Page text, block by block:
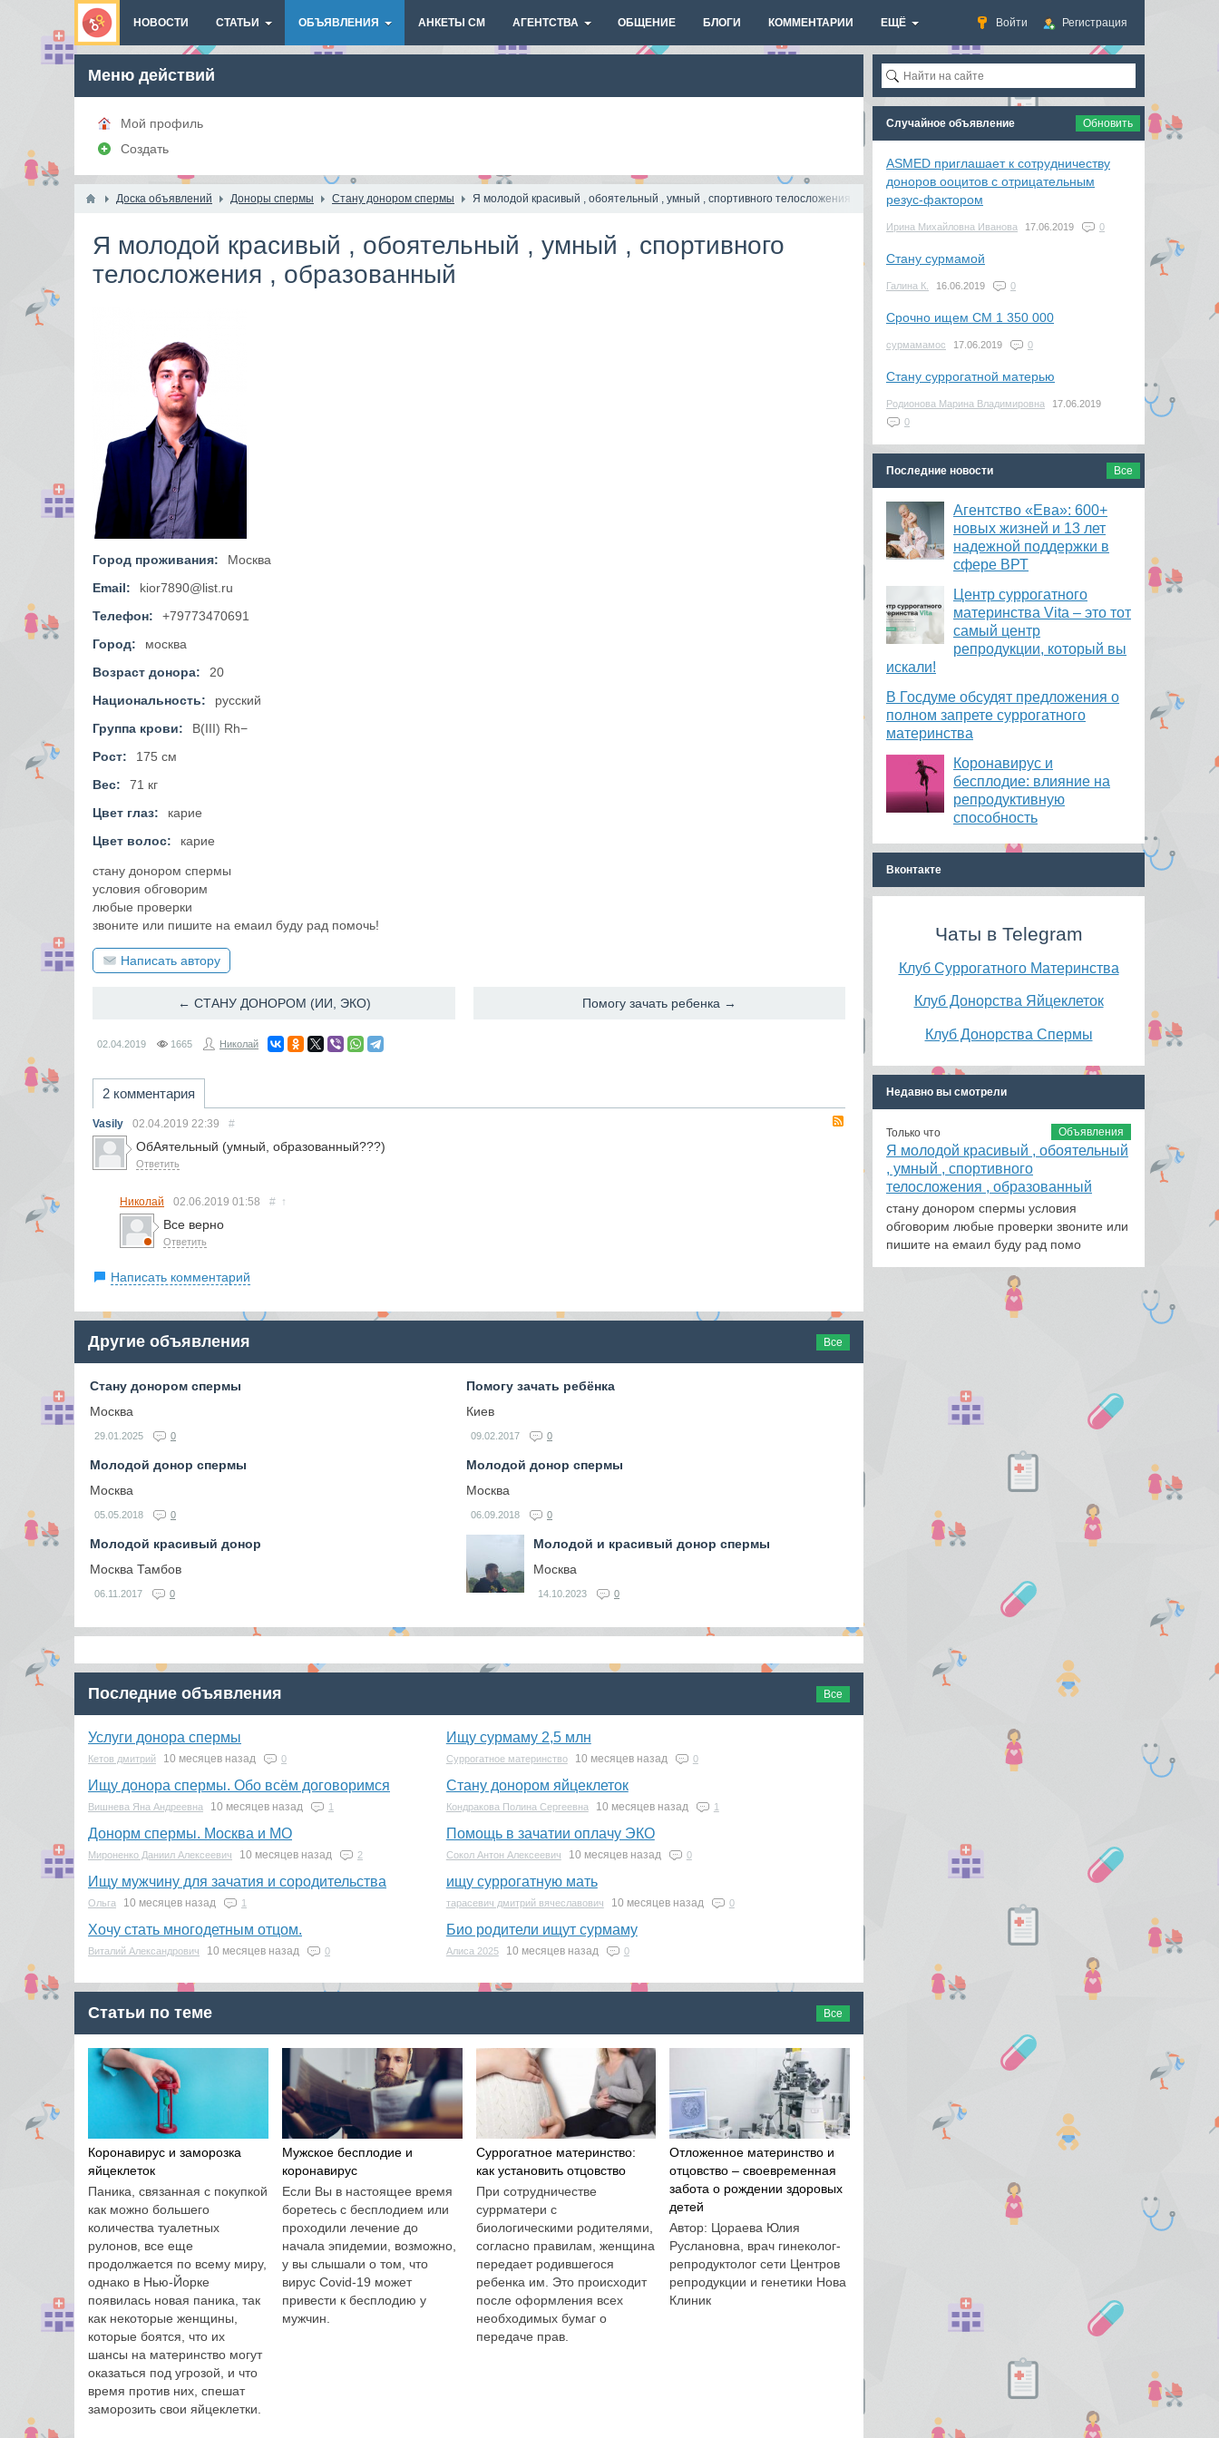
Войти Регистрация
НОВОСТИ СТАТЬИ ОБЪЯВЛЕНИЯ АНКЕТЫ СМ АГЕНТСТВА ОБЩЕНИЕ БЛОГИ КОММЕНТАРИИ ЕЩЁ
Меню действий
Мой профиль
Создать
Доска объявлений Доноры спермы Стану донором спермы Я молодой красивый , обоятельный , умный , спортивного телосложения , образованный
Я молодой красивый , обоятельный , умный , спортивного
телосложения , образованный
Город проживания:
Москва
Email:
kior7890@list.ru
Телефон:
+79773470691
Город:
москва
Возраст донора:
20
Национальность:
русский
Группа крови:
B(III) Rh−
Рост:
175 см
Вес:
71 кг
Цвет глаз:
карие
Цвет волос:
карие
стану донором спермы
условия обговорим
любые проверки
звоните или пишите на емаил буду рад помочь!
Написать автору
← СТАНУ ДОНОРОМ (ИИ, ЭКО) Помогу зачать ребенка →
02.04.2019 1665 Николай
2 комментария
Vasily 02.04.2019 22:39 #
ОбАятельный (умный, образованный???)
Ответить
Николай 02.06.2019 01:58 # ↑
Все верно
Ответить
Написать комментарий
Другие объявления Все
Стану донором спермы
Москва
29.01.2025 0
Помогу зачать ребёнка
Киев
09.02.2017 0
Молодой донор спермы
Москва
05.05.2018 0
Молодой донор спермы
Москва
06.09.2018 0
Молодой красивый донор
Москва Тамбов
06.11.2017 0
Молодой и красивый донор спермы
Москва
14.10.2023 0
Последние объявления Все
Услуги донора спермы
Кетов дмитрий 10 месяцев назад 0
Ищу сурмаму 2,5 млн
Суррогатное материнство 10 месяцев назад 0
Ищу донора спермы. Обо всём договоримся
Вишнева Яна Андреевна 10 месяцев назад 1
Стану донором яйцеклеток
Кондракова Полина Сергеевна 10 месяцев назад 1
Донорм спермы. Москва и МО
Мироненко Даниил Алексеевич 10 месяцев назад 2
Помощь в зачатии оплачу ЭКО
Сокол Антон Алексеевич 10 месяцев назад 0
Ищу мужчину для зачатия и сородительства
Ольга 10 месяцев назад 1
ищу суррогатную мать
тарасевич дмитрий вячеславович 10 месяцев назад 0
Хочу стать многодетным отцом.
Виталий Александрович 10 месяцев назад 0
Био родители ищут сурмаму
Алиса 2025 10 месяцев назад 0
Статьи по теме Все
Коронавирус и заморозка
яйцеклеток
Паника, связанная с покупкой
как можно большего
количества туалетных
рулонов, все еще
продолжается по всему миру,
однако в Нью-Йорке
появилась новая паника, так
как некоторые женщины,
которые боятся, что их
шансы на материнство могут
оказаться под угрозой, и что
время против них, спешат
заморозить свои яйцеклетки.
Мужское бесплодие и
коронавирус
Если Вы в настоящее время
боретесь с бесплодием или
проходили лечение до
начала эпидемии, возможно,
у вы слышали о том, что
вирус Covid-19 может
привести к бесплодию у
мужчин.
Суррогатное материнство:
как установить отцовство
При сотрудничестве
суррматери с
биологическими родителями,
согласно правилам, женщина
передает родившегося
ребенка им. Это происходит
после оформления всех
необходимых бумаг о
передаче прав.
Отложенное материнство и
отцовство – своевременная
забота о рождении здоровых
детей
Автор: Цораева Юлия
Руслановна, врач гинеколог-
репродуктолог сети Центров
репродукции и генетики Нова
Клиник
Случайное объявление Обновить
ASMED приглашает к сотрудничеству
доноров ооцитов с отрицательным
резус-фактором
Ирина Михайловна Иванова 17.06.2019 0
Стану сурмамой
Галина К. 16.06.2019 0
Срочно ищем СМ 1 350 000
сурмамамос 17.06.2019 0
Стану суррогатной матерью
Родионова Марина Владимировна
17.06.2019
0
Последние новости Все
Агентство «Ева»: 600+
новых жизней и 13 лет
надежной поддержки в
сфере ВРТ
​Центр суррогатного
материнства Vita – это тот
самый центр
репродукции, который вы
искали!
В Госдуме обсудят предложения о
полном запрете суррогатного
материнства
Коронавирус и
бесплодие: влияние на
репродуктивную
способность
Вконтакте
Чаты в Telegram
Клуб Суррогатного Материнства
Клуб Донорства Яйцеклеток
Клуб Донорства Спермы
Недавно вы смотрели
Объявления
Только что
Я молодой красивый , обоятельный
, умный , спортивного
телосложения , образованный
стану донором спермы условия
обговорим любые проверки звоните или
пишите на емаил буду рад помо